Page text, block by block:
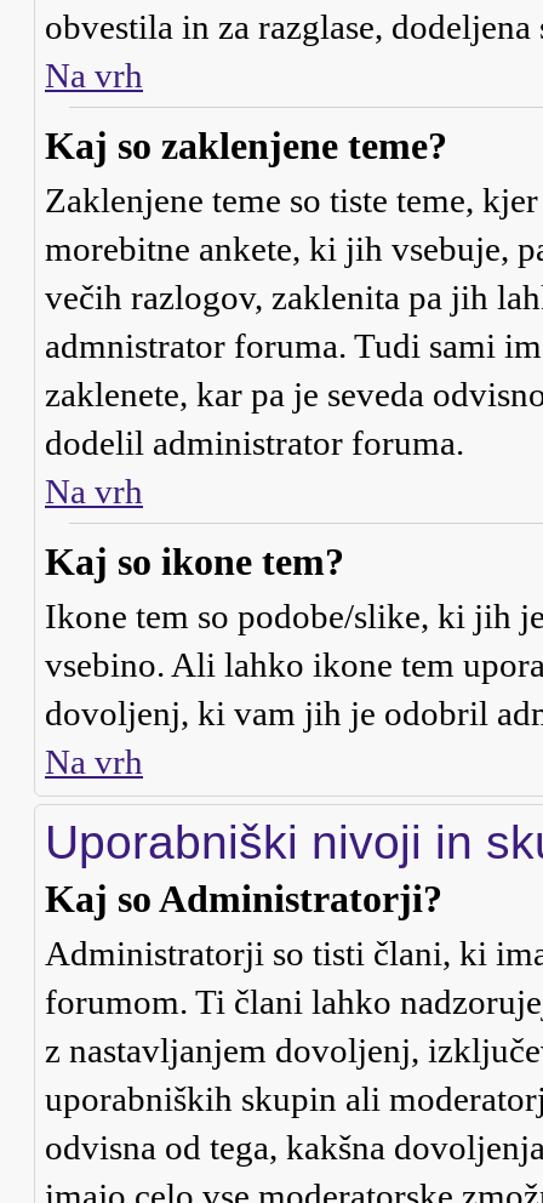
obvestila in za razglase,
Na vrh
Kaj so zaklenjene teme?
Zaklenjene teme so tiste teme,
morebitne ankete, ki jih vsebuje,
večih razlogov, zaklenita pa jih
admnistrator foruma. Tudi sami
zaklenete, kar pa je seveda
dodelil administrator foruma.
Na vrh
Kaj so ikone tem?
Ikone tem so podobe/slike, ki jih
vsebino. Ali lahko ikone tem
dovoljenj, ki vam jih je odobril
Na vrh
Uporabniški nivoji in
Kaj so Administratorji?
Administratorji so tisti člani, ki
forumom. Ti člani lahko
z nastavljanjem dovoljenj,
uporabniških skupin ali
odvisna od tega, kakšna